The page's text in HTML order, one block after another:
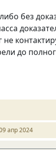
без
до
апр 2024